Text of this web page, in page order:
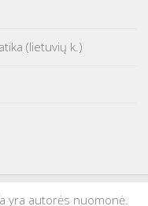
(lietuvių k.)
yra autorės nuomonė.